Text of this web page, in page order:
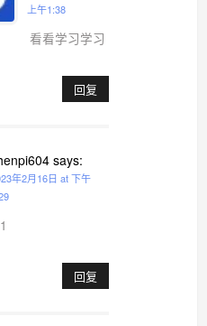
上午1:38
看看学习学习
回复
says:
年2月16日 at 下午
回复